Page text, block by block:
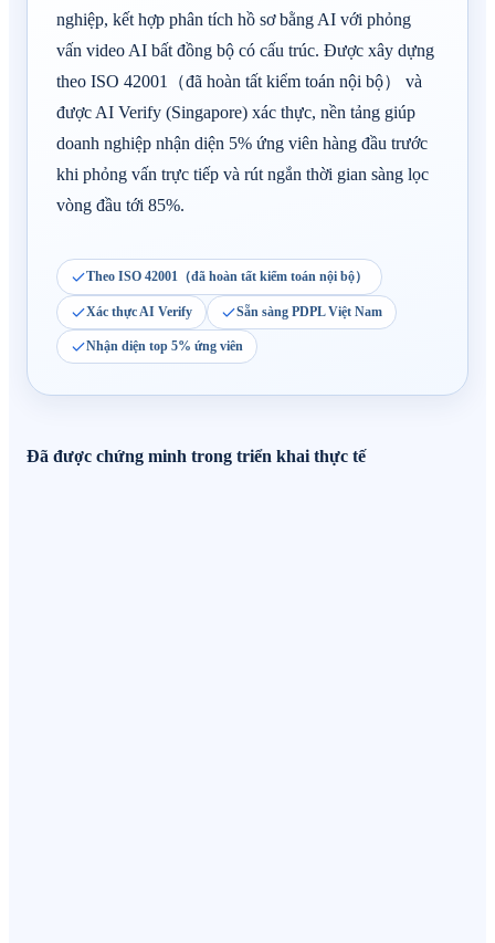
nghiệp, kết hợp phân tích hồ sơ bằng AI với phỏng
vấn video AI bất đồng bộ có cấu trúc. Được xây dựng
theo ISO 42001（đã hoàn tất kiểm toán nội bộ） và
được AI Verify (Singapore) xác thực, nền tảng giúp
doanh nghiệp nhận diện 5% ứng viên hàng đầu trước
khi phỏng vấn trực tiếp và rút ngắn thời gian sàng lọc
vòng đầu tới 85%.
Theo ISO 42001（đã hoàn tất kiểm toán nội bộ）
Xác thực AI Verify Sẵn sàng PDPL Việt Nam
Nhận diện top 5% ứng viên
Đã được chứng minh trong triển khai thực tế